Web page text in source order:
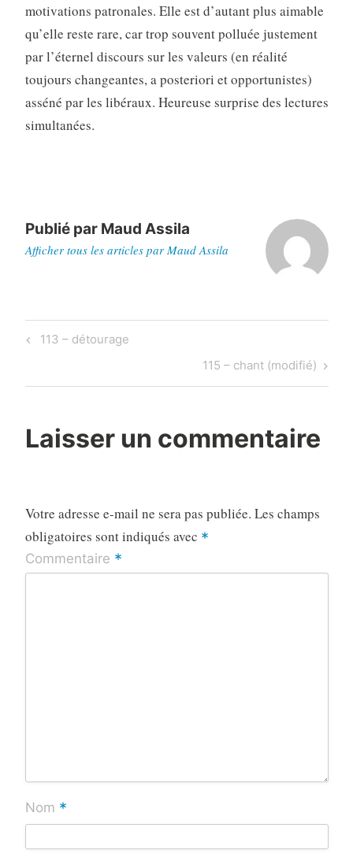
motivations patronales. Elle est d’autant plus aimable
qu’elle reste rare, car trop souvent polluée justement
par l’éternel discours sur les valeurs (en réalité
toujours changeantes, a posteriori et opportunistes)
asséné par les libéraux. Heureuse surprise des lectures
simultanées.
Publié par Maud Assila
Afficher tous les articles par Maud Assila
Navigation
Previous
113 – détourage
Next
Post
115 – chant (modifié)
Laisser un commentaire
Votre adresse e-mail ne sera pas publiée. Les champs
obligatoires sont indiqués avec *
Commentaire *
Nom *